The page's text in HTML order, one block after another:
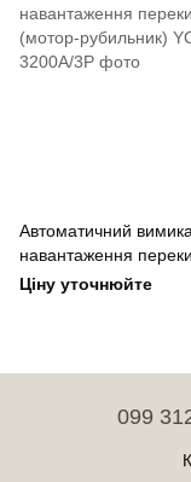
Автоматичний
навантаження
(мотор-рубильник)
Ціну уточнюйте
099